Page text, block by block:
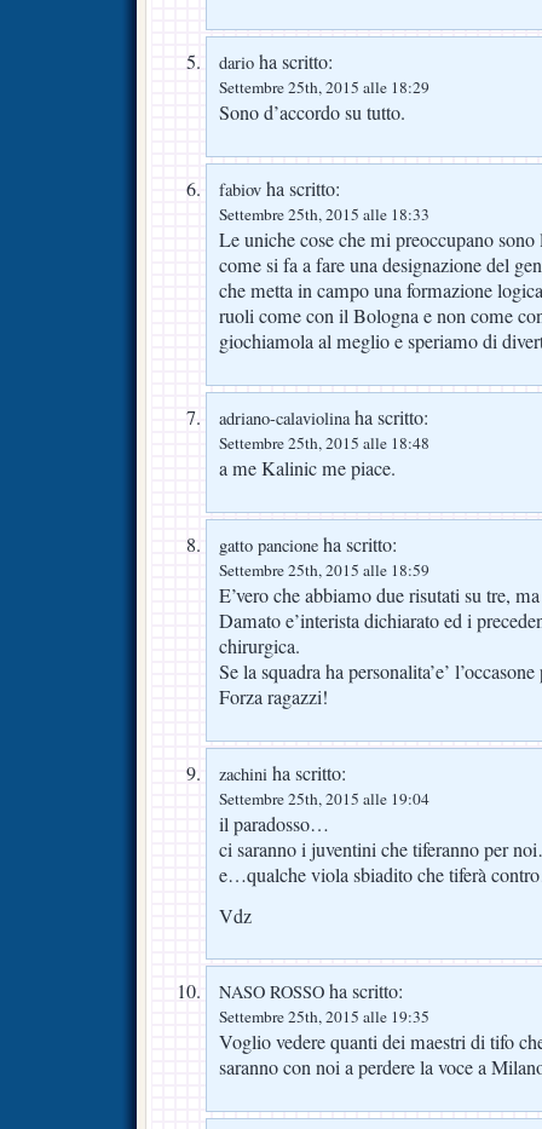
dario ha scritto:
Settembre 25th, 2015 alle 18:29
Sono d’accordo su tutto.
fabiov ha scritto:
Settembre 25th, 2015 alle 18:33
Le uniche cose che mi preoccupano
come si fa a fare una designazione del
che metta in campo una formazione
ruoli come con il Bologna e non come
giochiamola al meglio e speriamo di
adriano-calaviolinaha scritto:
Settembre 25th, 2015 alle 18:48
a me Kalinic me piace.
gatto pancione ha scritto:
Settembre 25th, 2015 alle 18:59
E’vero che abbiamo due risutati su tre,
Damato e’interista dichiarato ed i
chirurgica.
Se la squadra ha personalita’e’
Forza ragazzi!
zachini ha scritto:
Settembre 25th, 2015 alle 19:04
il paradosso…
ci saranno i juventini che tiferanno per
e…qualche viola sbiadito che tiferà
Vdz
NASO ROSSO ha scritto:
Settembre 25th, 2015 alle 19:35
Voglio vedere quanti dei maestri di tifo
saranno con noi a perdere la voce a